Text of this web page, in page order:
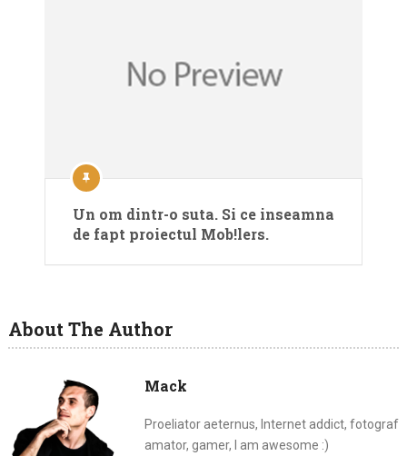
Un om dintr-o suta. Si ce inseamna
de fapt proiectul Mob!lers.
About The Author
Mack
Proeliator aeternus, Internet addict, fotograf
amator, gamer, I am awesome :)